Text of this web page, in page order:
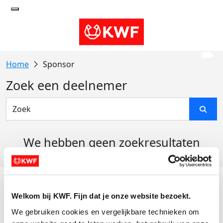
Welkom bij KWF. Fijn dat je onze website bezoekt.
We gebruiken cookies en vergelijkbare technieken om
Sponsor
Zoek een deelnemer
We hebben geen zoekresultaten
Actiematerialen
Evenementen